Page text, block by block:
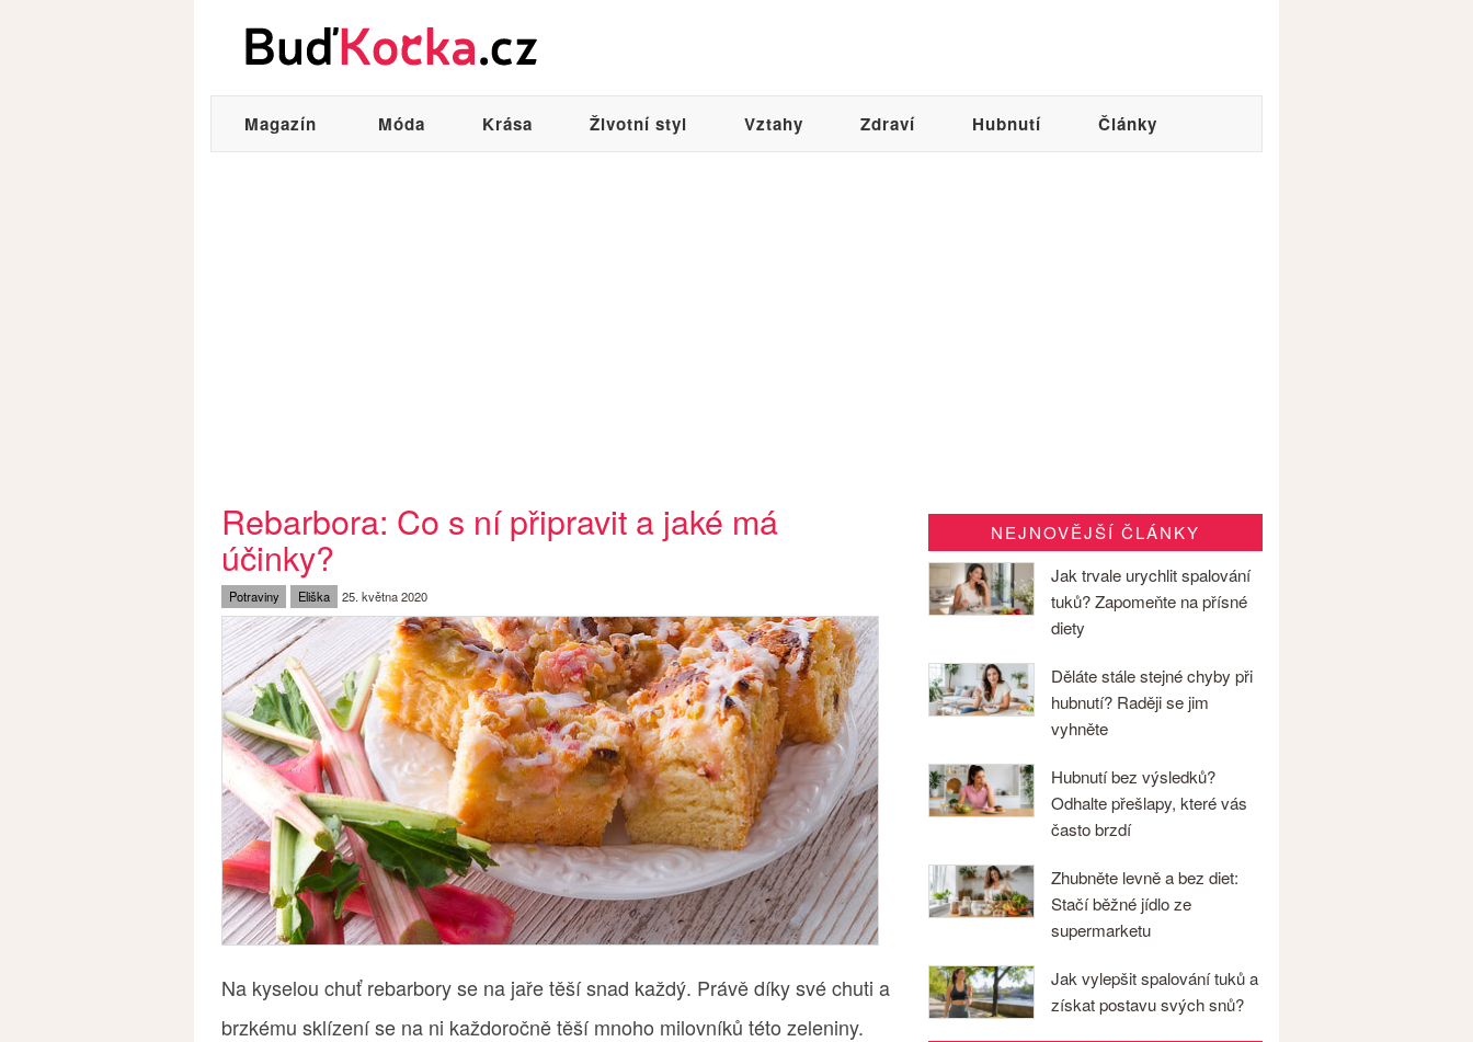
Magazín Móda Krása Životní styl Vztahy Zdraví Hubnutí Články
Rebarbora: Co s ní připravit a jaké má
účinky?
Potraviny Eliška 25. května 2020
Na kyselou chuť rebarbory se na jaře těší snad každý. Právě díky své chuti a
brzkému sklízení se na ni každoročně těší mnoho milovníků této zeleniny.
NEJNOVĚJŠÍ ČLÁNKY
Jak trvale urychlit spalování
tuků? Zapomeňte na přísné
diety
Děláte stále stejné chyby při
hubnutí? Raději se jim
vyhněte
Hubnutí bez výsledků?
Odhalte přešlapy, které vás
často brzdí
Zhubněte levně a bez diet:
Stačí běžné jídlo ze
supermarketu
Jak vylepšit spalování tuků a
získat postavu svých snů?